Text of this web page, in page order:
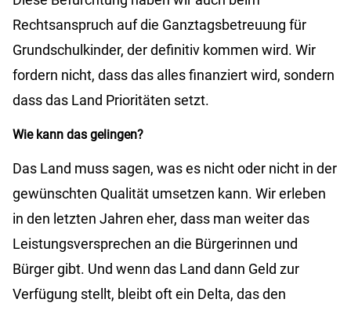
Rechtsanspruch auf die Ganztagsbetreuung für
Grundschulkinder, der definitiv kommen wird. Wir
fordern nicht, dass das alles finanziert wird, sondern
dass das Land Prioritäten setzt.
Wie kann das gelingen?
Das Land muss sagen, was es nicht oder nicht in der
gewünschten Qualität umsetzen kann. Wir erleben
in den letzten Jahren eher, dass man weiter das
Leistungsversprechen an die Bürgerinnen und
Bürger gibt. Und wenn das Land dann Geld zur
Verfügung stellt, bleibt oft ein Delta, das den